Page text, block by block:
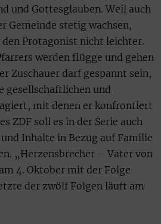
und Gottesglauben. Weil auch
Gemeinde stetig wachsen,
Protagonist nicht leichter.
werden flügge und gehen
Zuschauer darf gespannt sein,
gesellschaftlichen und
mit denen er konfrontiert
ZDF soll es in der Serie auch
Inhalte in Bezug auf Familie
„Herzensbrecher – Vater von
4. Oktober mit der Folge
der zwölf Folgen läuft am